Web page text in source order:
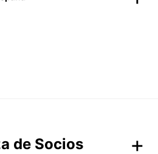
de Socios